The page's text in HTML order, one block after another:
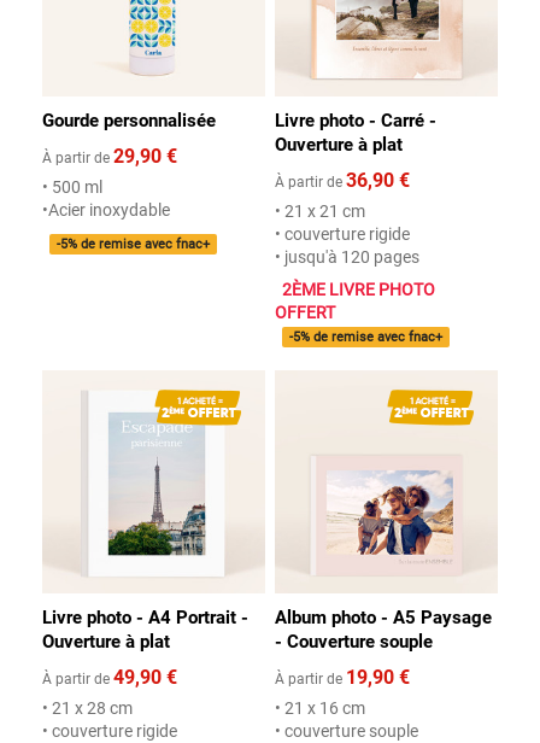
Gourde personnalisée
À partir de 29,90 €
• 500 ml
•Acier inoxydable
-5% de remise avec fnac+
Livre photo - Carré -
Ouverture à plat
À partir de 36,90 €
• 21 x 21 cm
• couverture rigide
• jusqu'à 120 pages
2ÈME LIVRE PHOTO
OFFERT
-5% de remise avec fnac+
Livre photo - A4 Portrait -
Ouverture à plat
À partir de 49,90 €
• 21 x 28 cm
• couverture rigide
Album photo - A5 Paysage
- Couverture souple
À partir de 19,90 €
• 21 x 16 cm
• couverture souple